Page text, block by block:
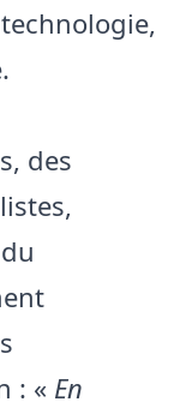
des
: « En